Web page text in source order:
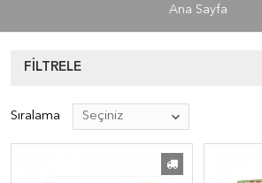
Ana Sayfa
FILTRELE
Sıralama